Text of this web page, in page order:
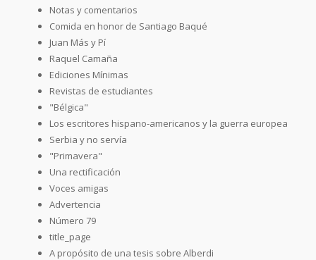
Notas y comentarios
Comida en honor de Santiago Baqué
Juan Más y Pí
Raquel Camaña
Ediciones Mínimas
Revistas de estudiantes
"Bélgica"
Los escritores hispano-americanos y la guerra europea
Serbia y no servía
"Primavera"
Una rectificación
Voces amigas
Advertencia
Número 79
title_page
A propósito de una tesis sobre Alberdi